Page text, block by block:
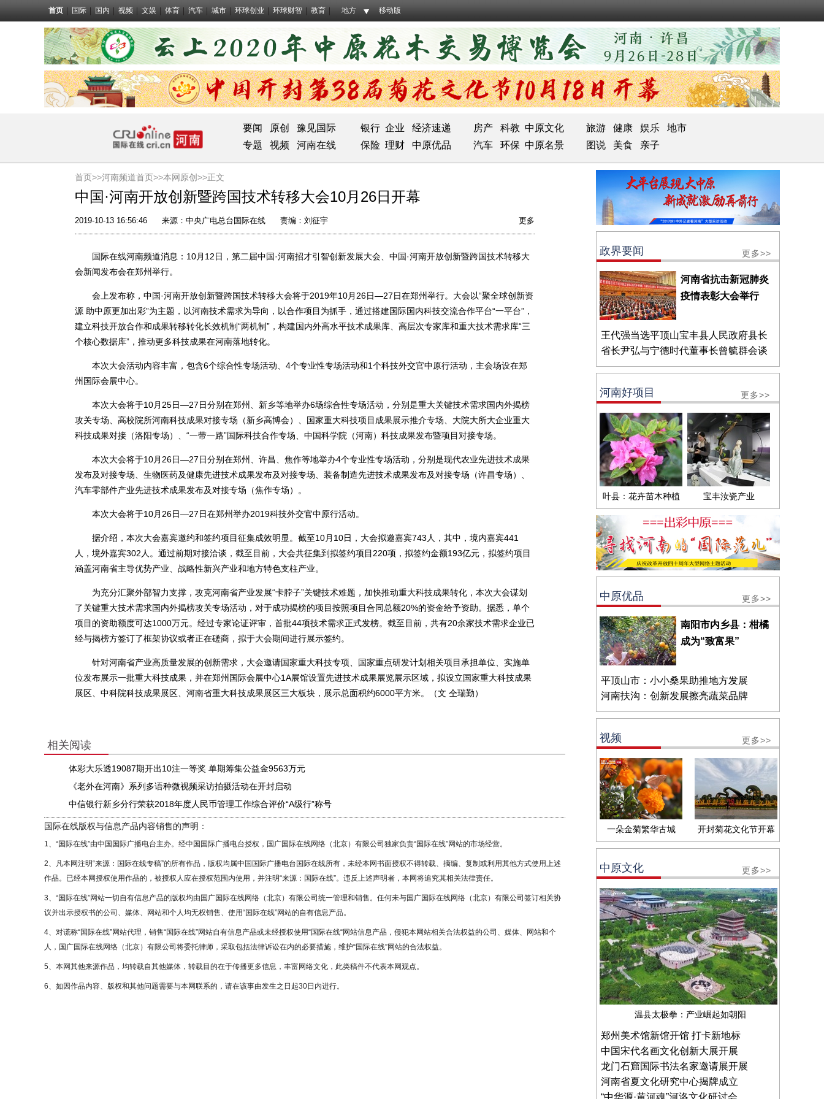
首页 国际 国内 视频 文娱 体育 汽车 城市 环球创业 环球财智 教育 地方 移动版
要闻 原创 豫见国际 银行 企业 经济速递 房产 科教 中原文化 旅游 健康 娱乐
地市
专题
视频 河南在线 保险 理财 中原优品 汽车 环保 中原名景 图说 美食 亲子
首页>>河南频道首页>>本网原创 >>正文
中国·河南开放创新暨跨国技术转移大会10月26日开幕
2019-10-13 16:56:46 来源： 中央广电总台国际在线 责编：刘征宇 更多
国际在线河南频道消息：10月12日，第二届中国·河南招才引智创新发展大会、中国·河南开放创新暨跨国技术转移大
会新闻发布会在郑州举行。
会上发布称，中国·河南开放创新暨跨国技术转移大会将于2019年10月26日—27日在郑州举行。大会以“聚全球创新资
源 助中原更加出彩”为主题，以河南技术需求为导向，以合作项目为抓手，通过搭建国际国内科技交流合作平台“一平台”，
建立科技开放合作和成果转移转化长效机制“两机制”，构建国内外高水平技术成果库、高层次专家库和重大技术需求库“三
个核心数据库”，推动更多科技成果在河南落地转化。
本次大会活动内容丰富，包含6个综合性专场活动、4个专业性专场活动和1个科技外交官中原行活动，主会场设在郑
州国际会展中心。
本次大会将于10月25日—27日分别在郑州、新乡等地举办6场综合性专场活动，分别是重大关键技术需求国内外揭榜
攻关专场、高校院所河南科技成果对接专场（新乡高博会）、国家重大科技项目成果展示推介专场、大院大所大企业重大
科技成果对接（洛阳专场）、“一带一路”国际科技合作专场、中国科学院（河南）科技成果发布暨项目对接专场。
本次大会将于10月26日—27日分别在郑州、许昌、焦作等地举办4个专业性专场活动，分别是现代农业先进技术成果
发布及对接专场、生物医药及健康先进技术成果发布及对接专场、装备制造先进技术成果发布及对接专场（许昌专场）、
汽车零部件产业先进技术成果发布及对接专场（焦作专场）。
本次大会将于10月26日—27日在郑州举办2019科技外交官中原行活动。
据介绍，本次大会嘉宾邀约和签约项目征集成效明显。截至10月10日，大会拟邀嘉宾743人，其中，境内嘉宾441
人，境外嘉宾302人。通过前期对接洽谈，截至目前，大会共征集到拟签约项目220项，拟签约金额193亿元，拟签约项目
涵盖河南省主导优势产业、战略性新兴产业和地方特色支柱产业。
为充分汇聚外部智力支撑，攻克河南省产业发展“卡脖子”关键技术难题，加快推动重大科技成果转化，本次大会谋划
了关键重大技术需求国内外揭榜攻关专场活动，对于成功揭榜的项目按照项目合同总额20%的资金给予资助。据悉，单个
项目的资助额度可达1000万元。经过专家论证评审，首批44项技术需求正式发榜。截至目前，共有20余家技术需求企业已
经与揭榜方签订了框架协议或者正在磋商，拟于大会期间进行展示签约。
针对河南省产业高质量发展的创新需求，大会邀请国家重大科技专项、国家重点研发计划相关项目承担单位、实施单
位发布展示一批重大科技成果，并在郑州国际会展中心1A展馆设置先进技术成果展览展示区域，拟设立国家重大科技成果
展区、中科院科技成果展区、河南省重大科技成果展区三大板块，展示总面积约6000平方米。（文 仝瑞勤）
相关阅读
体彩大乐透19087期开出10注一等奖 单期筹集公益金9563万元
《老外在河南》系列多语种微视频采访拍摄活动在开封启动
中信银行新乡分行荣获2018年度人民币管理工作综合评价“A级行”称号
国际在线版权与信息产品内容销售的声明：
1、“国际在线”由中国国际广播电台主办。经中国国际广播电台授权，国广国际在线网络（北京）有限公司独家负责“国际在线”网站的市场经营。
2、凡本网注明“来源：国际在线专稿”的所有作品，版权均属中国国际广播电台国际在线所有，未经本网书面授权不得转载、摘编、复制或利用其他方式使用上述
作品。已经本网授权使用作品的，被授权人应在授权范围内使用，并注明“来源：国际在线”。违反上述声明者，本网将追究其相关法律责任。
3、“国际在线”网站一切自有信息产品的版权均由国广国际在线网络（北京）有限公司统一管理和销售。任何未与国广国际在线网络（北京）有限公司签订相关协
议并出示授权书的公司、媒体、网站和个人均无权销售、使用“国际在线”网站的自有信息产品。
4、对谎称“国际在线”网站代理，销售“国际在线”网站自有信息产品或未经授权使用“国际在线“网站信息产品，侵犯本网站相关合法权益的公司、媒体、网站和个
人，国广国际在线网络（北京）有限公司将委托律师，采取包括法律诉讼在内的必要措施，维护“国际在线”网站的合法权益。
5、本网其他来源作品，均转载自其他媒体，转载目的在于传播更多信息，丰富网络文化，此类稿件不代表本网观点。
6、如因作品内容、版权和其他问题需要与本网联系的，请在该事由发生之日起30日内进行。
政界要闻 更多>>
河南省抗击新冠肺炎
疫情表彰大会举行
王代强当选平顶山宝丰县人民政府县长
省长尹弘与宁德时代董事长曾毓群会谈
河南好项目 更多>>
叶县：花卉苗木种植 宝丰汝瓷产业
中原优品 更多>>
南阳市内乡县：柑橘
成为“致富果”
平顶山市：小小桑果助推地方发展
河南扶沟：创新发展擦亮蔬菜品牌
视频 更多>>
一朵金菊繁华古城 开封菊花文化节开幕
中原文化 更多>>
温县太极拳：产业崛起如朝阳
郑州美术馆新馆开馆 打卡新地标
中国宋代名画文化创新大展开展
龙门石窟国际书法名家邀请展开展
河南省夏文化研究中心揭牌成立
“中华源·黄河魂”河洛文化研讨会